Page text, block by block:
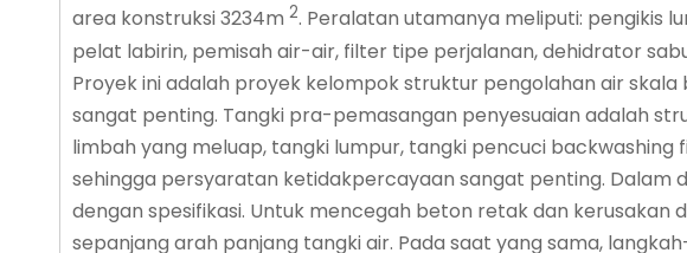
area konstruksi 3234m 2. Peralatan utamanya meliputi: pengikis
pelat labirin, pemisah air-air, filter tipe perjalanan, dehidrator
Proyek ini adalah proyek kelompok struktur pengolahan air
sangat penting. Tangki pra-pemasangan penyesuaian adalah
limbah yang meluap, tangki lumpur, tangki pencuci
sehingga persyaratan ketidakpercayaan sangat penting. Dalam
dengan spesifikasi. Untuk mencegah beton retak dan kerusakan
sepanjang arah panjang tangki air. Pada saat yang sama,